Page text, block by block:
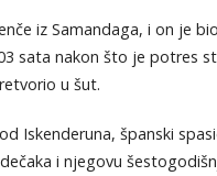
iz Samandaga, i on je
sata nakon što je potres
u šut.
Iskenderuna, španski
i njegovu